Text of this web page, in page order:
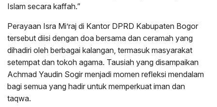
Islam secara kaffah.”
Perayaan Isra Mi’raj di Kantor DPRD Kabupaten Bogor
tersebut diisi dengan doa bersama dan ceramah yang
dihadiri oleh berbagai kalangan, termasuk masyarakat
setempat dan tokoh agama. Tausiah yang disampaikan
Achmad Yaudin Sogir menjadi momen refleksi mendalam
bagi semua yang hadir untuk memperkuat iman dan
taqwa.